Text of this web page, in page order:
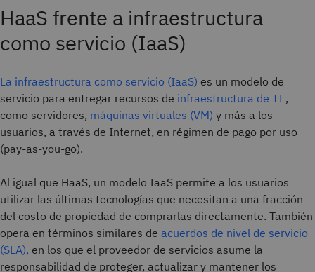
HaaS frente a infraestructura
como servicio (IaaS)
La infraestructura como servicio (IaaS) es un modelo de
servicio para entregar recursos de infraestructura de TI ,
como servidores, máquinas virtuales (VM) y más a los
usuarios, a través de Internet, en régimen de pago por uso
(pay-as-you-go).
Al igual que HaaS, un modelo IaaS permite a los usuarios
utilizar las últimas tecnologías que necesitan a una fracción
del costo de propiedad de comprarlas directamente. También
opera en términos similares de acuerdos de nivel de servicio
(SLA), en los que el proveedor de servicios asume la
responsabilidad de proteger, actualizar y mantener los